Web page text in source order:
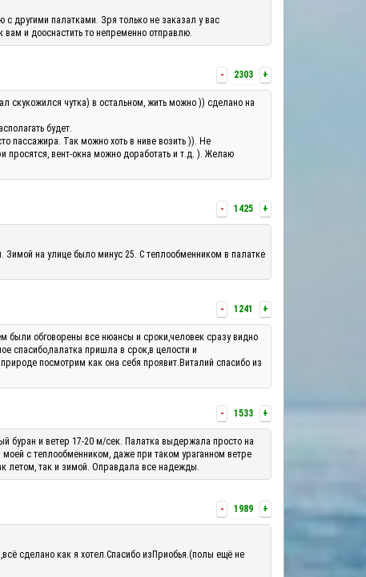
другими палатками. Зря только не заказал у вас
и дооснастить то непременно отправлю.
- 2303 +
скукожился чутка) в остальном, жить можно )) сделано на
будет.
пассажира. Так можно хоть в ниве возить )). Не
просятся, вент-окна можно доработать и т.д. ). Желаю
- 1425 +
Зимой на улице было минус 25. С теплообменником в палатке
- 1241 +
были обговорены все нюансы и сроки,человек сразу видно
спасибо,палатка пришла в срок,в целости и
посмотрим как она себя проявит.Виталий спасибо из
- 1533 +
буран и ветер 17-20 м/сек. Палатка выдержала просто на
с теплообменником, даже при таком ураганном ветре
летом, так и зимой. Оправдала все надежды.
- 1989 +
сделано как я хотел.Спасибо изПриобья.(полы ещё не